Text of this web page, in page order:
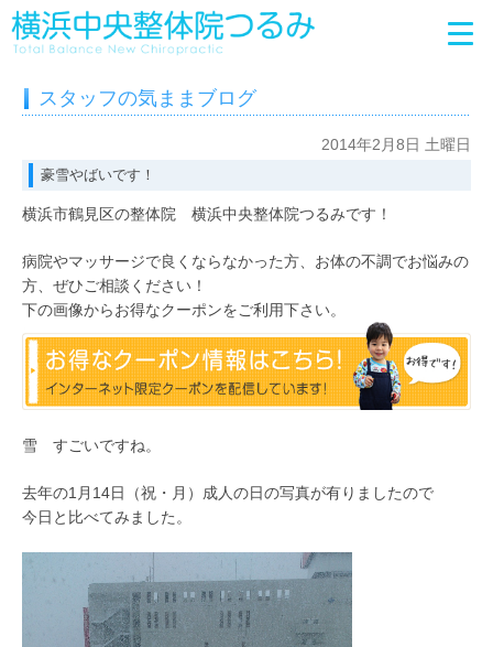
スタッフの気ままブログ
2014年2月8日 土曜日
豪雪やばいです！
横浜市鶴見区の整体院 横浜中央整体院つるみです！
病院やマッサージで良くならなかった方、お体の不調でお悩みの
方、ぜひご相談ください！
下の画像からお得なクーポンをご利用下さい。
雪 すごいですね。
去年の1月14日（祝・月）成人の日の写真が有りましたので
今日と比べてみました。